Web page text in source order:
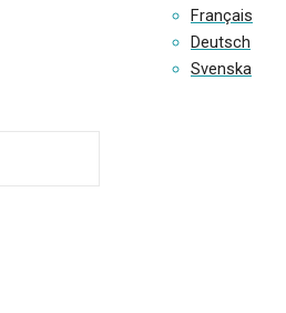
Français
Deutsch
Svenska
Français
Deutsch
Svenska